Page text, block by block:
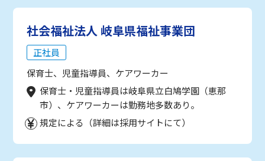
社会福祉法人 岐阜県福祉事業団
正社員
保育士、児童指導員、ケアワーカー
保育士・児童指導員は岐阜県立白鳩学園（恵那
市）、ケアワーカーは勤務地多数あり。
規定による（詳細は採用サイトにて）